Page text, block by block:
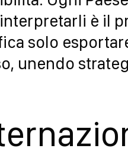
è il
solo
unendo